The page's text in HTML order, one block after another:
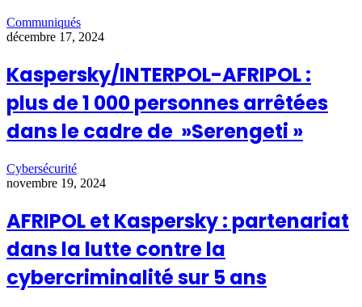
Communiqués
décembre 17, 2024
Kaspersky/INTERPOL-AFRIPOL :
plus de 1 000 personnes arrêtées
dans le cadre de »Serengeti »
Cybersécurité
novembre 19, 2024
AFRIPOL et Kaspersky : partenariat
dans la lutte contre la
cybercriminalité sur 5 ans